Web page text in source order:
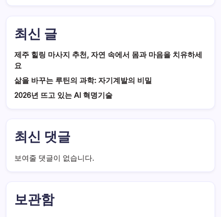
최신 글
제주 힐링 마사지 추천, 자연 속에서 몸과 마음을 치유하세
요
삶을 바꾸는 루틴의 과학: 자기계발의 비밀
2026년 뜨고 있는 AI 혁명기술
최신 댓글
보여줄 댓글이 없습니다.
보관함